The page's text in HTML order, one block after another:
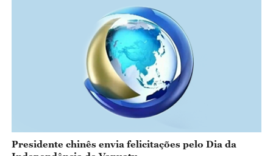
Presidente chinês envia felicitações pelo Dia da